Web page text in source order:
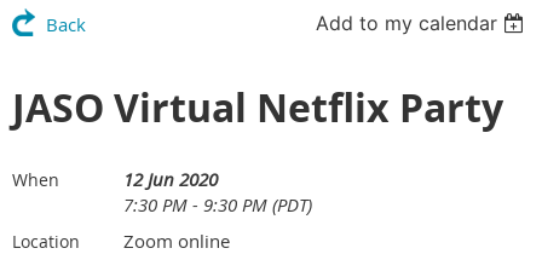
Back Add to my calendar
JASO Virtual Netflix Party
When
12 Jun 2020
7:30 PM - 9:30 PM (PDT)
Location Zoom online